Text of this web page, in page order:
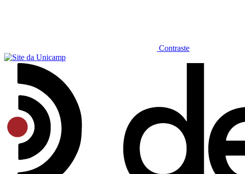
Contraste